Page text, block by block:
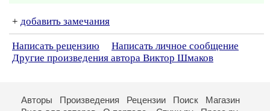
+ добавить замечания
Написать рецензию
Написать личное сообщение
Другие произведения автора Виктор Шмаков
Авторы Произведения Рецензии Поиск
Магазин